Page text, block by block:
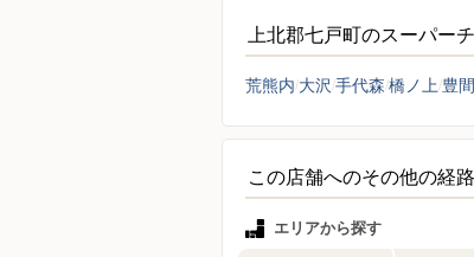
上北郡七戸町のスーパー
荒熊内 大沢 手代森 橋ノ上 豊
この店舗へのその他の経路
エリアから探す